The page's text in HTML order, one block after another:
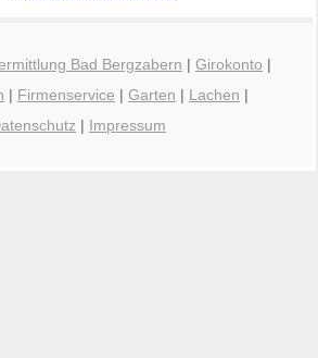
Bad Bergzabern | Girokonto |
| Firmenservice | Garten | Lachen |
| Impressum